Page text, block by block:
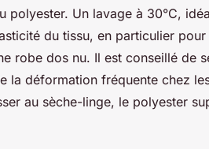
Un lavage à 30°C,
du tissu, en particulier
robe dos nu. Il est conseillé de
la déformation fréquente chez
au sèche-linge, le polyester